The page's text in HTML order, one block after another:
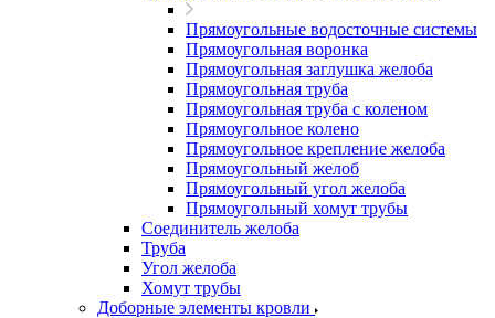
Прямоугольные водосточные системы
Прямоугольная воронка
Прямоугольная заглушка желоба
Прямоугольная труба
Прямоугольная труба c коленом
Прямоугольное колено
Прямоугольное крепление желоба
Прямоугольный желоб
Прямоугольный угол желоба
Прямоугольный хомут трубы
Соединитель желоба
Труба
Угол желоба
Хомут трубы
Доборные элементы кровли